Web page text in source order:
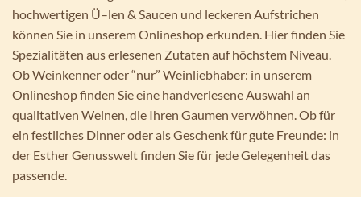
hochwertigen Ü–len & Saucen und leckeren Aufstrichen
können Sie in unserem Onlineshop erkunden. Hier finden Sie
Spezialitäten aus erlesenen Zutaten auf höchstem Niveau.
Ob Weinkenner oder “nur” Weinliebhaber: in unserem
Onlineshop finden Sie eine handverlesene Auswahl an
qualitativen Weinen, die Ihren Gaumen verwöhnen. Ob für
ein festliches Dinner oder als Geschenk für gute Freunde: in
der Esther Genusswelt finden Sie für jede Gelegenheit das
passende.